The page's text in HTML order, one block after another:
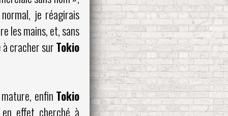
je réagirais
les mains, et, sans
cracher surTokio
enfin Tokio
effet cherché à